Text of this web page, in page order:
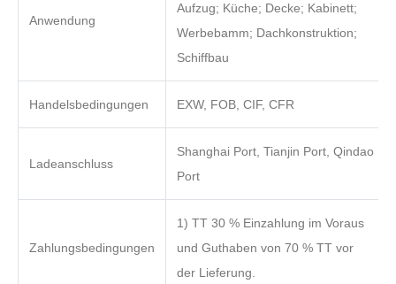
Anwendung
Aufzug; Küche; Decke; Kabinett;
Werbebamm; Dachkonstruktion;
Schiffbau
Handelsbedingungen EXW, FOB, CIF, CFR
Ladeanschluss
Shanghai Port, Tianjin Port, Qindao
Port
Zahlungsbedingungen
1) TT 30 % Einzahlung im Voraus
und Guthaben von 70 % TT vor
der Lieferung.